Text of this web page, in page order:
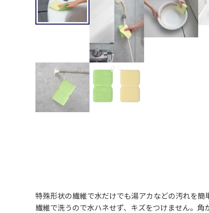
特殊形状の繊維で水だけでも湯アカなどの汚れを
繊維で洗うので水ハネせず、キズをつけません。角